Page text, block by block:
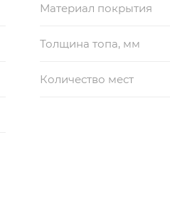
Материал покрытия
Толщина топа, мм
Количество мест